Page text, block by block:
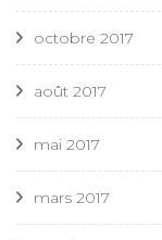
octobre 2017
août 2017
mai 2017
mars 2017